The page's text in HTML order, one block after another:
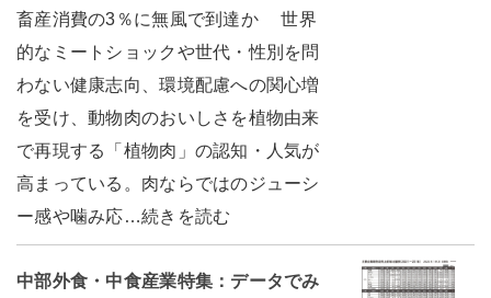
畜産消費の3％に無風で到達か 世界
的なミートショックや世代・性別を問
わない健康志向、環境配慮への関心増
を受け、動物肉のおいしさを植物由来
で再現する「植物肉」の認知・人気が
高まっている。肉ならではのジューシ
ー感や噛み応…続きを読む
中部外食・中食産業特集：データでみ